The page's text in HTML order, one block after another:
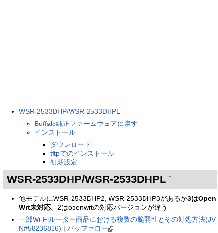
WSR-2533DHP/WSR-2533DHPL
Buffalo純正ファームウェアに戻す
インストール
ダウンロード
tftpでのインストール
初期設定
WSR-2533DHP/WSR-2533DHPL †
他モデルにWSR-2533DHP2, WSR-2533DHP3があるが3はOpen
Wrt未対応。2はopenwrtの対応バージョンが違う
一部Wi-Fiルーター商品における複数の脆弱性とその対処方法(JV
N#58236836) | バッファロー